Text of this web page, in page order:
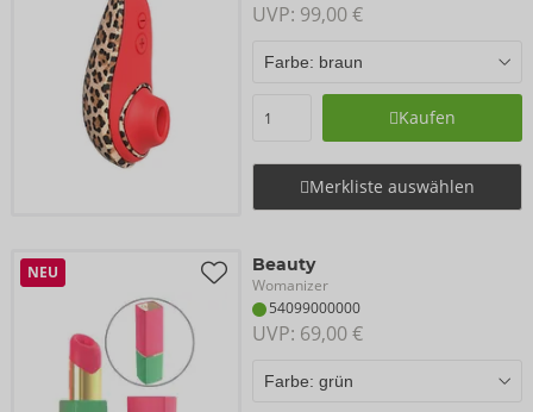
UVP: 99,00 €
Kaufen
Merkliste auswählen
NEU Beauty
Womanizer
54099000000
UVP: 69,00 €